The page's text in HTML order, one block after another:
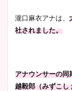
瀧口麻衣アナは、
社されました。
アナウンサーの同
越毅郎（みずこし